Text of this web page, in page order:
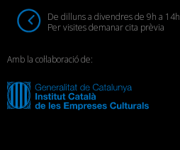
De dilluns a divendres de 9h a 14h
Per visites demanar cita prèvia
Amb la col·laboració de: